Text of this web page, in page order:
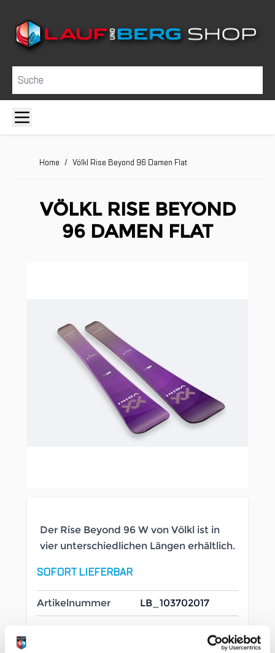
Suche
Home / Völkl Rise Beyond 96 Damen Flat
VÖLKL RISE BEYOND
96 DAMEN FLAT
Der Rise Beyond 96 W von Völkl ist in
vier unterschiedlichen Längen erhältlich.
SOFORT LIEFERBAR
Artikelnummer LB_103702017